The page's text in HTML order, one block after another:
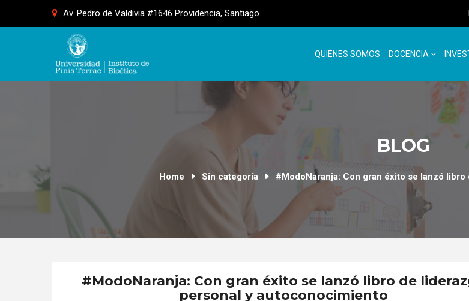
Av. Pedro de Valdivia #1646 Providencia, Santiago
QUIENES SOMOS DOCENCIA
BLOG
Home Sin categoría #ModoNaranja: Con gran éxito se lanzó
#ModoNaranja: Con gran éxito se lanzó libro de
personal y autoconocimiento